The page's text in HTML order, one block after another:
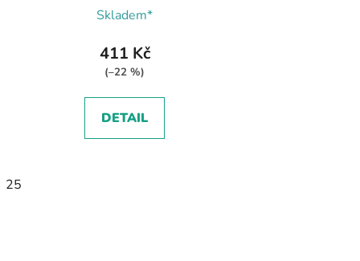
Skladem*
411 Kč
(–22 %)
DETAIL
25